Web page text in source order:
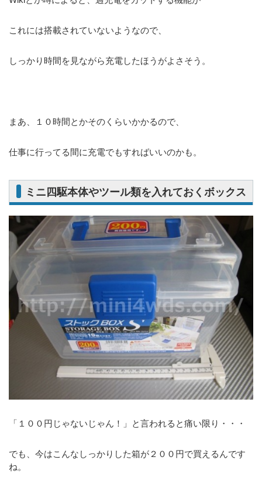
これには搭載されていないようなので、
しっかり時間を見ながら充電したほうがよさそう。
まあ、１０時間とかそのくらいかかるので、
仕事に行ってる間に充電でもすればいいのかも。
ミニ四駆本体やツール類を入れておくボックス
「１００円じゃないじゃん！」と言われると痛い限り・・・
でも、今はこんなしっかりした箱が２００円で買えるんです
ね。